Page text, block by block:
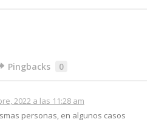
Pingbacks 0
2022 a las 11:28 am
personas, en algunos casos